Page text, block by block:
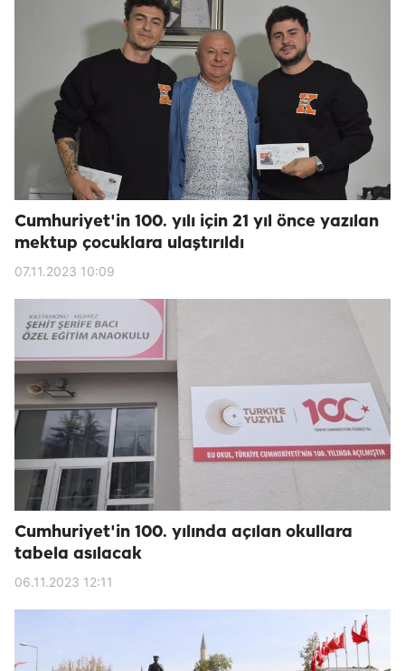
Cumhuriyet'in 100. yılı için 21 yıl önce yazılan
mektup çocuklara ulaştırıldı
07.11.2023 10:09
Cumhuriyet'in 100. yılında açılan okullara
tabela asılacak
06.11.2023 12:11